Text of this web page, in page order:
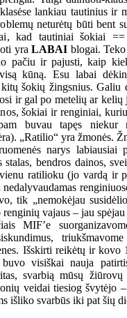
lankiau tautinius ir
neturėtų būti bent
kad tautiniai šokiai
yraLABAI blogai.
pačiu ir pajusti, kaip
kūną. Esu labai
šokių žingsnius. Galiu
ir gal po metelių ar kelių
šokiai ir renginiai,
buvau tapęs niekur
„Ratilio“ yra žmonės.
narys labiausiai
bendros dainos,
ratilioku (jo vardą ir
tik „nemokėjau
vajaus – jau spėjau
MIF’e
Išskirti reikėtų ir kovo
visiškai nauja
svarbią mūsų
veidai tiesiog švytėjo
išliko svarbūs iki pat šių